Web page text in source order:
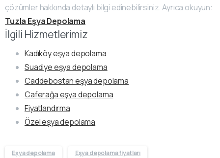
çözümler hakkında detaylı bilgi edinebilirsiniz. Ayrıca okuyun:
Tuzla Eşya Depolama
İlgili Hizmetlerimiz
Kadıköy eşya depolama
Suadiye eşya depolama
Caddebostan eşya depolama
Caferağa eşya depolama
Fiyatlandırma
Özel eşya depolama
Eşya depolama Eşya depolama fiyatları